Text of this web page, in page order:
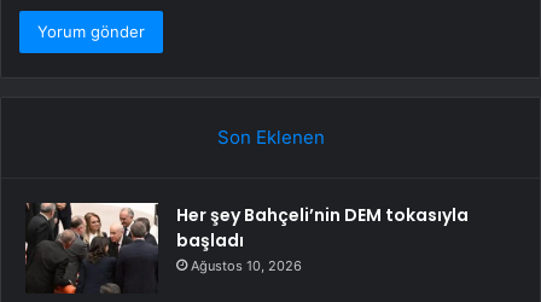
Son Eklenen
Her şey Bahçeli’nin DEM tokasıyla
başladı
Ağustos 10, 2026